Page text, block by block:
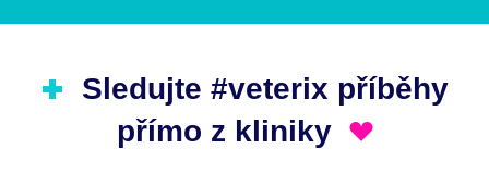
Sledujte #veterix příběhy
přímo z kliniky